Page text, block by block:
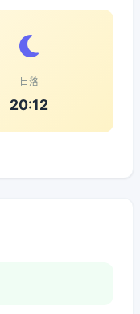
日落
20:12